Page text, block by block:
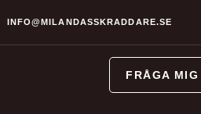
INFO@MILANDASSKRADDARE.SE
FRÅGA MIG